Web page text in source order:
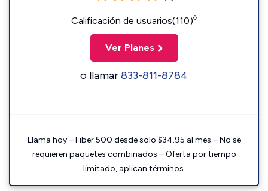
Calificación de usuarios(110)◊
Ver Planes
o llamar833-811-8784
Llama hoy – Fiber 500 desde solo $34.95 al mes – No se
requieren paquetes combinados – Oferta por tiempo
limitado, aplican términos.